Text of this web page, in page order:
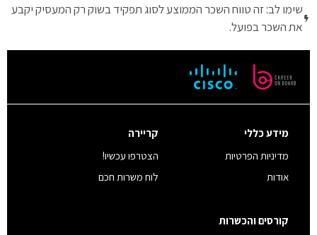
שימו לב: זה טווח השכר הממוצע לסוג תפקיד בשוק רק המעסיק יקבע
את השכר בפועל.
מידע כללי
מדיניות הפרטיות
אודות
קריירה
הצטרפו עכשיו!
לוח משרות חכם
קורסים והכשרות